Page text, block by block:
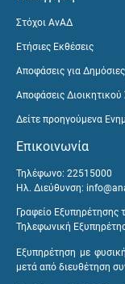
Στόχοι ΑνΑΔ
Ετήσιες Εκθέσεις
Αποφάσεις για
Αποφάσεις
Δείτε προηγούμενα
Επικοινωνία
Τηλέφωνο: 22515000
Ηλ. Διεύθυνση:
Γραφείο Εξυπηρέτησης
Τηλεφωνική
Εξυπηρέτηση με
μετά από διευθέτηση